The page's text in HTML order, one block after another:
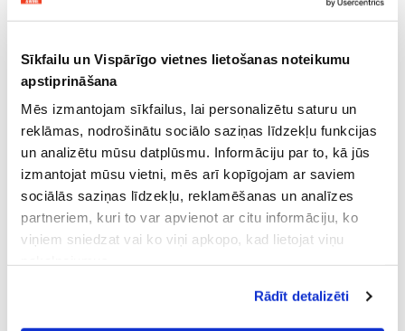
Sīkfailu un Vispārīgo vietnes lietošanas noteikumu
apstiprināšana
Mēs izmantojam sīkfailus, lai personalizētu saturu un
reklāmas, nodrošinātu sociālo saziņas līdzekļu funkcijas
un analizētu mūsu datplūsmu. Informāciju par to, kā jūs
izmantojat mūsu vietni, mēs arī kopīgojam ar saviem
sociālās saziņas līdzekļu, reklamēšanas un analīzes
partneriem, kuri to var apvienot ar citu informāciju, ko
viņiem sniedzat vai ko viņi apkopo, kad lietojat viņu
Vispārīgiem vietnes lietošanas
noteikumiem(saīsināti - VVLN).
Rādīt detalizēti